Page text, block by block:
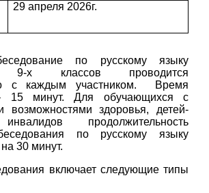
29 апреля 2026г.
по русскому языку
9-х классов проводится
с каждым участником. Время
15 минут. Для обучающихся с
возможностями здоровья, детей-
продолжительность
по русскому языку
30 минут.
включает следующие типы